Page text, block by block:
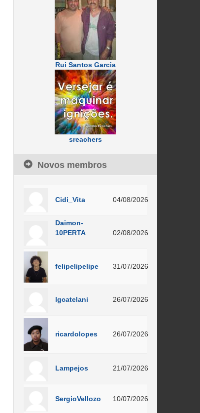
Rui Santos Garcia
sreachers
Novos membros
Cidi_Vita 04/08/2026
Daimon-
10PERTA
02/08/2026
felipelipelipe 31/07/2026
lgcatelani 26/07/2026
ricardolopes 26/07/2026
Lampejos 21/07/2026
SergioVellozo 10/07/2026